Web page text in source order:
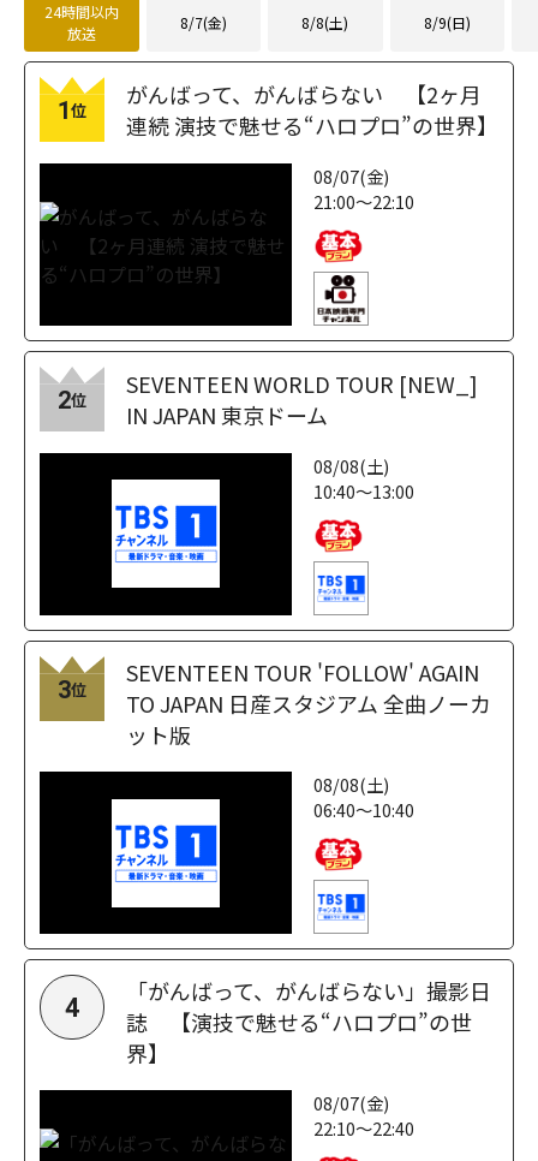
24時間以内
放送
8/7(金) 8/8(土) 8/9(日)
1位
がんばって、がんばらない 【2ヶ月
連続 演技で魅せる“ハロプロ”の世界】
08/07(金)
21:00～22:10
2位
SEVENTEEN WORLD TOUR [NEW_]
IN JAPAN 東京ドーム
08/08(土)
10:40～13:00
3位
SEVENTEEN TOUR 'FOLLOW' AGAIN
TO JAPAN 日産スタジアム 全曲ノーカ
ット版
08/08(土)
06:40～10:40
4
「がんばって、がんばらない」撮影日
誌 【演技で魅せる“ハロプロ”の世
界】
08/07(金)
22:10～22:40